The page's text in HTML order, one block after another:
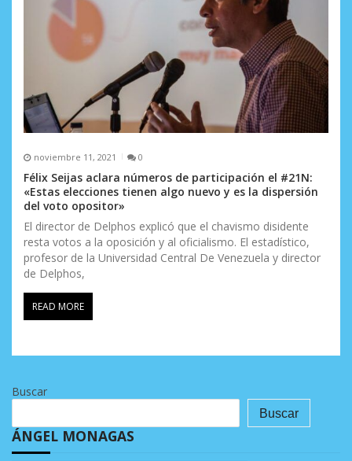
noviembre 11, 2021 0
Félix Seijas aclara números de participación el #21N:
«Estas elecciones tienen algo nuevo y es la dispersión
del voto opositor»
El director de Delphos explicó que el chavismo disidente
resta votos a la oposición y al oficialismo. El estadístico,
profesor de la Universidad Central De Venezuela y director
de Delphos,
READ MORE
Buscar
Buscar
ÁNGEL MONAGAS